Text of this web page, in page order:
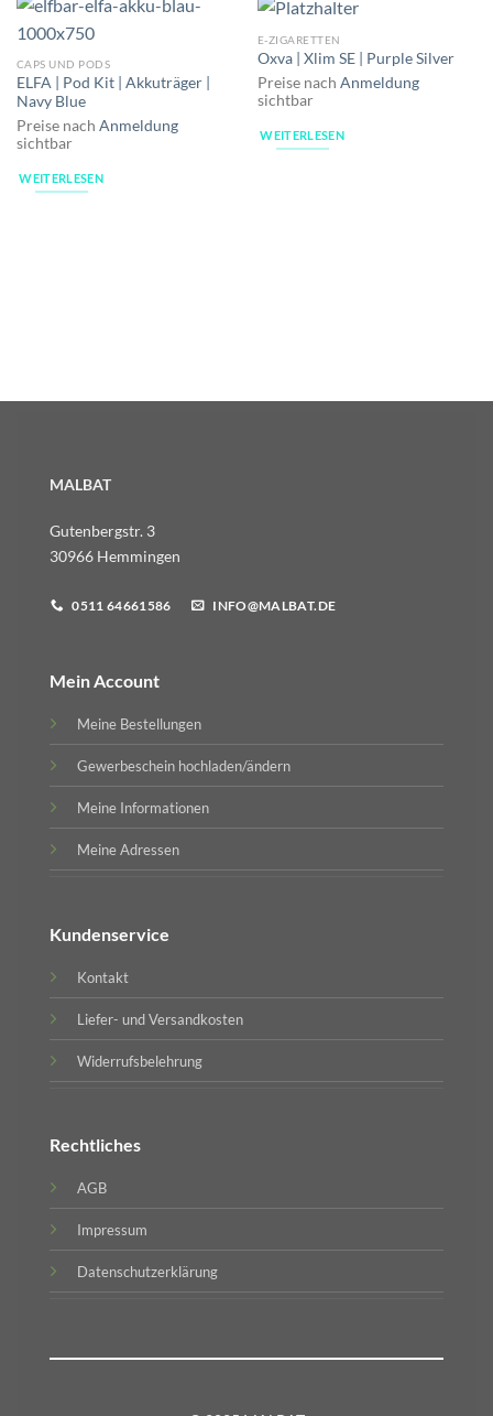
CAPS UND PODS
ELFA | Pod Kit | Akkuträger |
Navy Blue
Preise nach Anmeldung
sichtbar
WEITERLESEN
E-ZIGARETTEN
Oxva | Xlim SE | Purple Silver
Preise nach Anmeldung
sichtbar
WEITERLESEN
MALBAT
Gutenbergstr. 3
30966 Hemmingen
0511 64661586 INFO@MALBAT.DE
Mein Account
Meine Bestellungen
Gewerbeschein hochladen/ändern
Meine Informationen
Meine Adressen
Kundenservice
Kontakt
Liefer- und Versandkosten
Widerrufsbelehrung
Rechtliches
AGB
Impressum
Datenschutzerklärung